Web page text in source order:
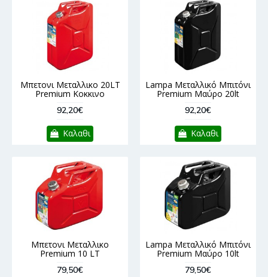
Μπετονι Μεταλλικο 20LT
Premium Κοκκινο
92,20€
Καλαθι
Lampa Μεταλλικό Μπιτόνι
Premium Μαύρο 20lt
92,20€
Καλαθι
Μπετονι Μεταλλικο
Premium 10 LT
79,50€
Lampa Μεταλλικό Μπιτόνι
Premium Μαύρο 10lt
79,50€